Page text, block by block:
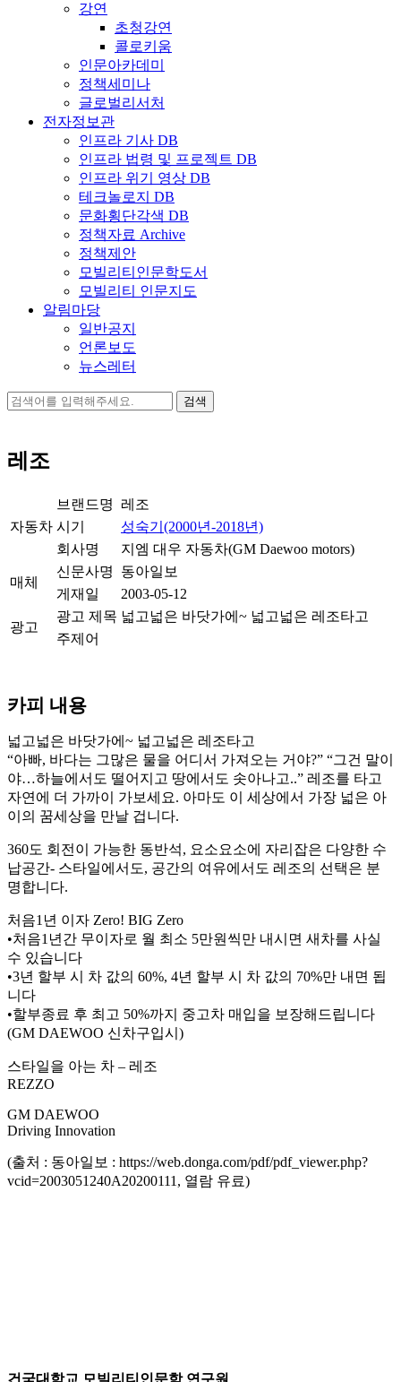
강연
초청강연
콜로키움
인문아카데미
정책세미나
글로벌리서처
전자정보관
인프라 기사 DB
인프라 법령 및 프로젝트 DB
인프라 위기 영상 DB
테크놀로지 DB
문화횡단각색 DB
정책자료 Archive
정책제안
모빌리티인문학도서
모빌리티 인문지도
알림마당
일반공지
언론보도
뉴스레터
검
레조
자동차
브랜드명
레조
시기
성숙기(2000년-2018년)
회사명
지엠 대우 자동차(GM Daewoo motors)
매체
신문사명
동아일보
게재일
2003-05-12
광고
광고 제목 넓고넓은 바닷가에~ 넓고넓은 레조타고
주제어
카피 내용
넓고넓은 바닷가에~ 넓고넓은 레조타고
“아빠, 바다는 그많은 물을 어디서 가져오는 거야?” “그건 말이
야…하늘에서도 떨어지고 땅에서도 솟아나고..” 레조를 타고
자연에 더 가까이 가보세요. 아마도 이 세상에서 가장 넓은 아
이의 꿈세상을 만날 겁니다.
360도 회전이 가능한 동반석, 요소요소에 자리잡은 다양한 수
납공간- 스타일에서도, 공간의 여유에서도 레조의 선택은 분
명합니다.
처음1년 이자 Zero! BIG Zero
•처음1년간 무이자로 월 최소 5만원씩만 내시면 새차를 사실
수 있습니다
•3년 할부 시 차 값의 60%, 4년 할부 시 차 값의 70%만 내면 됩
니다
•할부종료 후 최고 50%까지 중고차 매입을 보장해드립니다
(GM DAEWOO 신차구입시)
스타일을 아는 차 – 레조
REZZO
GM DAEWOO
Driving Innovation
(출처 : 동아일보 : https://web.donga.com/pdf/pdf_viewer.php?
vcid=2003051240A20200111, 열람 유료)
건국대학교 모빌리티인문학 연구원